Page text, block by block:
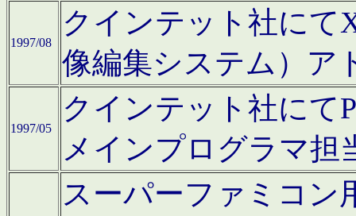
1997/08
クインテット社にて
像編集システム）ア
1997/05
クインテット社にて
メインプログラマ担
スーパーファミコン